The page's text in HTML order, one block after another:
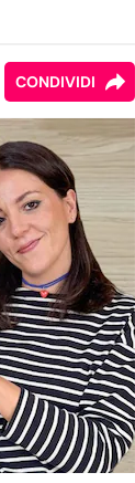
CONDIVIDI